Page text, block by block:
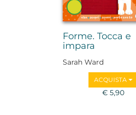
Forme. Tocca e
impara
Sarah Ward
ACQUISTA
€ 5,90